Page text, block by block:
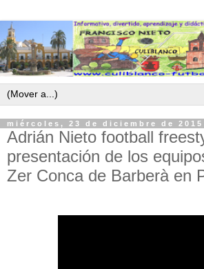
miércoles, 23 de diciembre de 2015
Adrián Nieto football
presentación de los
Zer Conca de Barberà en